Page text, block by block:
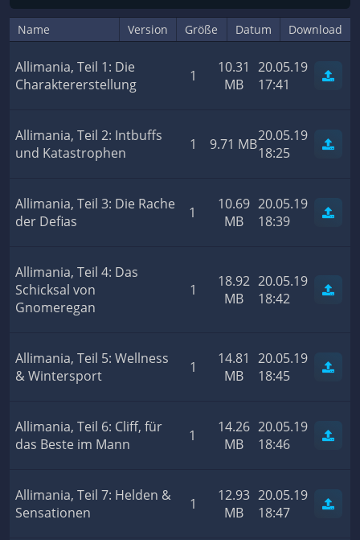
Name Version Größe Datum Download
Allimania, Teil 1: Die
Charaktererstellung
1
10.31
MB
20.05.19
17:41
Allimania, Teil 2: Intbuffs
und Katastrophen
1 9.71 MB20.05.19
18:25
Allimania, Teil 3: Die Rache
der Defias
1
10.69
MB
20.05.19
18:39
Allimania, Teil 4: Das
Schicksal von
Gnomeregan
1
18.92
MB
20.05.19
18:42
Allimania, Teil 5: Wellness
& Wintersport
1
14.81
MB
20.05.19
18:45
Allimania, Teil 6: Cliff, für
das Beste im Mann
1
14.26
MB
20.05.19
18:46
Allimania, Teil 7: Helden &
Sensationen
1
12.93
MB
20.05.19
18:47